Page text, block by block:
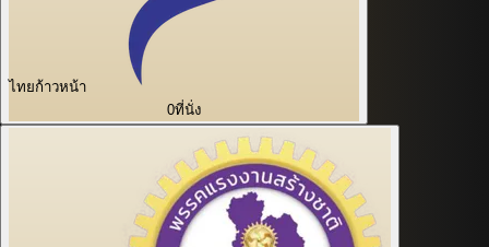
ไทยก้าวหน้า
0ที่นั่ง